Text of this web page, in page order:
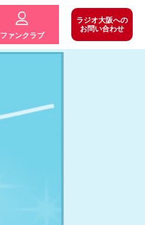
ファンクラブ
ラジオ大阪への
お問い合わせ